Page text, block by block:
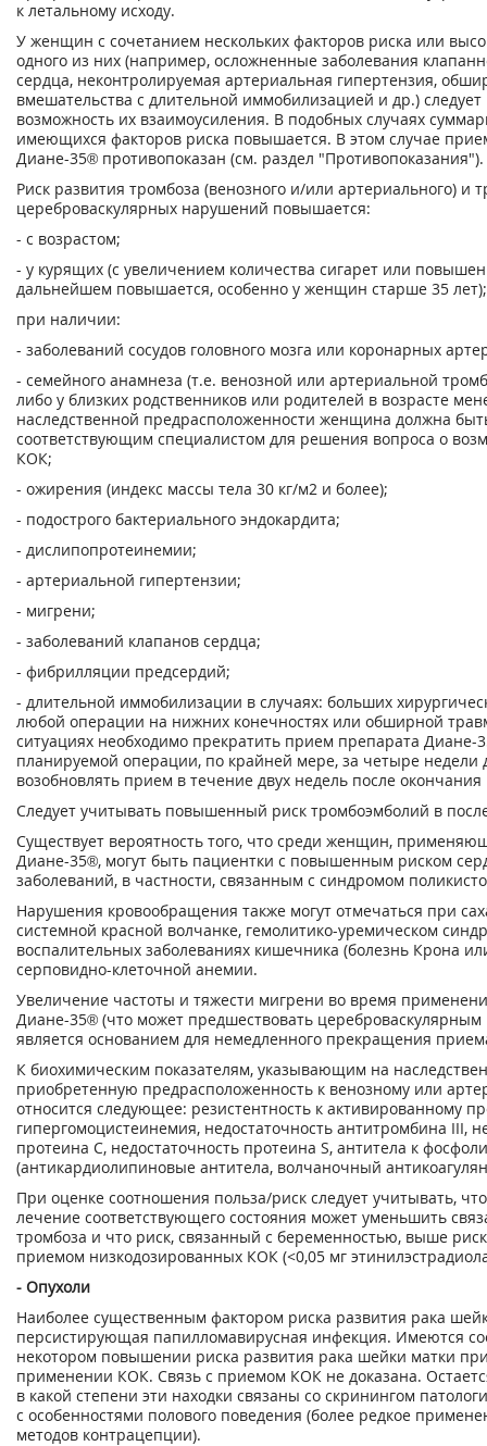
к летальному исходу.
У женщин с сочетанием нескольких факторов риска или
одного из них (например, осложненные заболевания
сердца, неконтролируемая артериальная гипертензия,
вмешательства с длительной иммобилизацией и др.) следует
возможность их взаимоусиления. В подобных случаях
имеющихся факторов риска повышается. В этом случае
Диане-35® противопоказан (см. раздел "Противопоказания").
Риск развития тромбоза (венозного и/или артериального) и
цереброваскулярных нарушений повышается:
- с возрастом;
- у курящих (с увеличением количества сигарет или
дальнейшем повышается, особенно у женщин старше 35 лет);
при наличии:
- заболеваний сосудов головного мозга или коронарных
- семейного анамнеза (т.е. венозной или артериальной
либо у близких родственников или родителей в возрасте
наследственной предрасположенности женщина должна
соответствующим специалистом для решения вопроса о
КОК;
- ожирения (индекс массы тела 30 кг/м2 и более);
- подострого бактериального эндокардита;
- дислипопротеинемии;
- артериальной гипертензии;
- мигрени;
- заболеваний клапанов сердца;
- фибрилляции предсердий;
- длительной иммобилизации в случаях: больших
любой операции на нижних конечностях или обширной
ситуациях необходимо прекратить прием препарата Диане-
планируемой операции, по крайней мере, за четыре недели
возобновлять прием в течение двух недель после
Следует учитывать повышенный риск тромбоэмболий в
Существует вероятность того, что среди женщин,
Диане-35®, могут быть пациентки с повышенным риском
заболеваний, в частности, связанным с синдромом
Нарушения кровообращения также могут отмечаться при
системной красной волчанке, гемолитико-уремическом
воспалительных заболеваниях кишечника (болезнь Крона
серповидно-клеточной анемии.
Увеличение частоты и тяжести мигрени во время
Диане-35® (что может предшествовать
является основанием для немедленного прекращения
К биохимическим показателям, указывающим на
приобретенную предрасположенность к венозному или
относится следующее: резистентность к активированному
гипергомоцистеинемия, недостаточность антитромбина III,
протеина С, недостаточность протеина S, антитела к
(антикардиолипиновые антитела, волчаночный
При оценке соотношения польза/риск следует учитывать,
лечение соответствующего состояния может уменьшить
тромбоза и что риск, связанный с беременностью, выше
приемом низкодозированных КОК (<0,05 мг
- Опухоли
Наиболее существенным фактором риска развития рака
персистирующая папилломавирусная инфекция. Имеются
некотором повышении риска развития рака шейки матки
применении КОК. Связь с приемом КОК не доказана.
в какой степени эти находки связаны со скринингом
с особенностями полового поведения (более редкое
методов контрацепции).